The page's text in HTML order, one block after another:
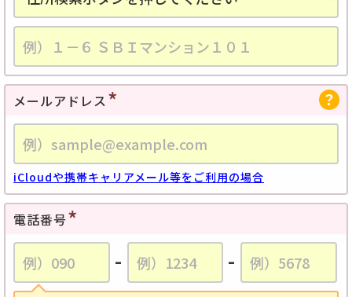
メールアドレス
iCloudや携帯キャリアメール等をご利用の場合
電話番号
- -